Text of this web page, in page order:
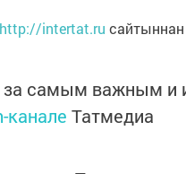
http://intertat.ru
за самым важным и
канале Татмедиа